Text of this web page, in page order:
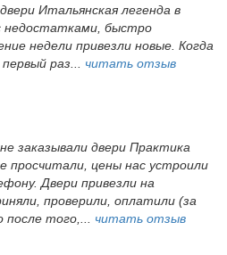
Итальянская легенда в
недостатками, быстро
недели привезли новые. Когда
раз... читать отзыв
заказывали двери Практика
просчитали, цены нас устроили
Двери привезли на
проверили, оплатили (за
после того,... читать отзыв